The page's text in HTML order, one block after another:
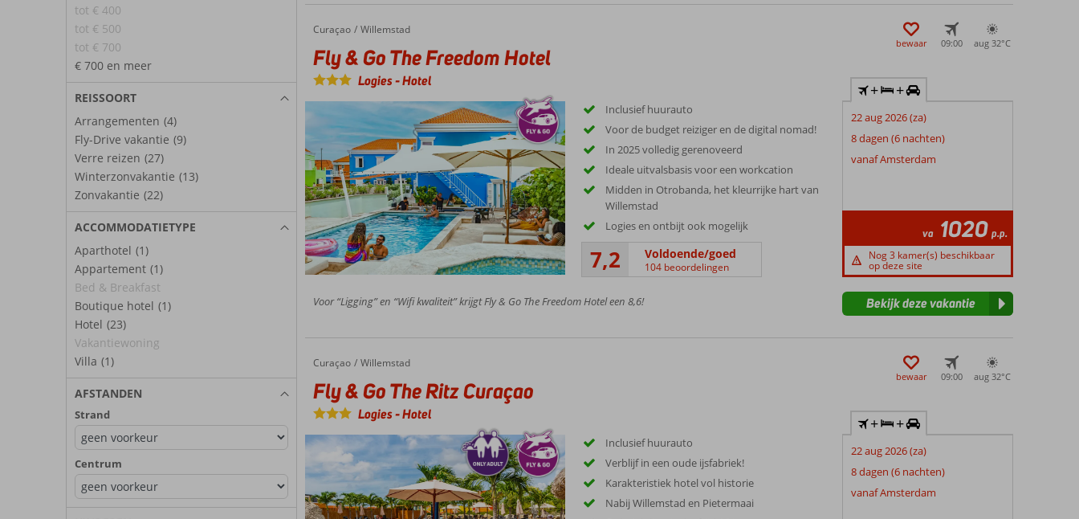
tot € 400
tot € 500
tot € 700
€ 700 en meer
REISSOORT
Arrangementen (4)
Fly-Drive vakantie (9)
Verre reizen (27)
Winterzonvakantie (13)
Zonvakantie (22)
ACCOMMODATIETYPE
Aparthotel (1)
Appartement (1)
Bed & Breakfast
Boutique hotel (1)
Hotel (23)
Vakantiewoning
Villa (1)
AFSTANDEN
Strand
Centrum
Home
Curaçao Willemstad
Fly & Go The Freedom Hotel
Fly & Go The Freedom Hotel
Logies-Hotel
bewaar 09:00 aug 32°C
Inclusief huurauto
Voor de budget reiziger en de digital nomad!
In 2025 volledig gerenoveerd
Ideale uitvalsbasis voor een workcation
Midden in Otrobanda, het kleurrijke hart van
Willemstad
Logies en ontbijt ook mogelijk
7,2 Voldoende/goed
104 beoordelingen
+ +
22 aug 2026 (za)
8 dagen (6 nachten)
vanaf Amsterdam
va 1020 p.p.
Nog 3 kamer(s) beschikbaar
op deze site
Voor “Ligging” en “Wifi kwaliteit” krijgt Fly & Go The Freedom Hotel een 8,6! Bekijk deze vakantie
Home
Curaçao Willemstad
Fly & Go The Ritz Curaçao
Fly & Go The Ritz Curaçao
Logies-Hotel
bewaar 09:00 aug 32°C
Inclusief huurauto
Verblijf in een oude ijsfabriek!
Karakteristiek hotel vol historie
Nabij Willemstad en Pietermaai
+ +
22 aug 2026 (za)
8 dagen (6 nachten)
vanaf Amsterdam